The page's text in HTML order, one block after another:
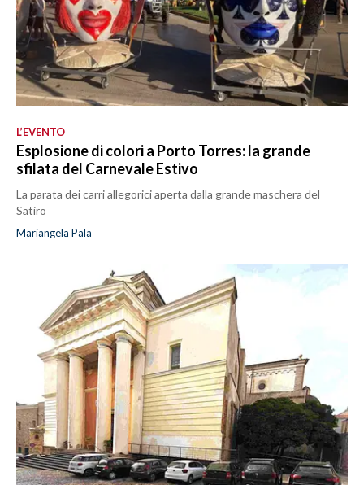
L’EVENTO
Esplosione di colori a Porto Torres: la grande
sfilata del Carnevale Estivo
La parata dei carri allegorici aperta dalla grande maschera del
Satiro
Mariangela Pala